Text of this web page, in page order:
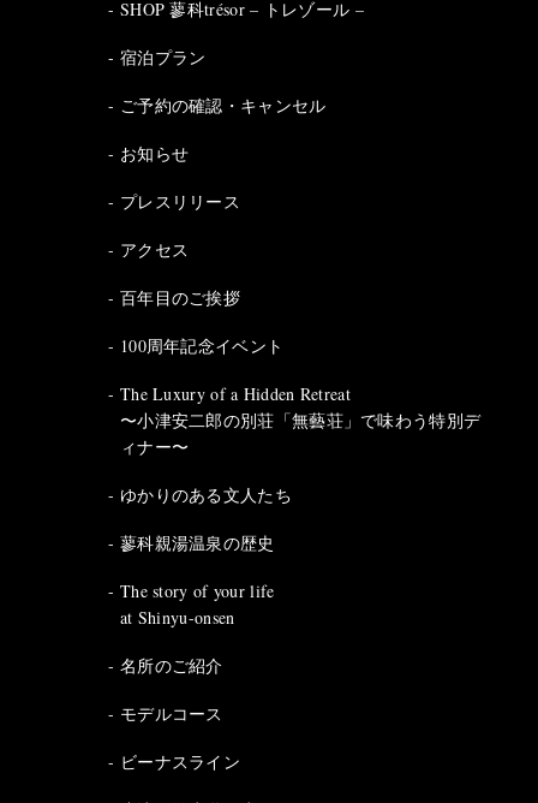
SHOP 蓼科trésor – トレゾール –
宿泊プラン
ご予約の確認・キャンセル
お知らせ
プレスリリース
アクセス
百年目のご挨拶
100周年記念イベント
The Luxury of a Hidden Retreat
〜小津安二郎の別荘「無藝荘」で味わう特別デ
ィナー〜
ゆかりのある文人たち
蓼科親湯温泉の歴史
The story of your life
at Shinyu-onsen
名所のご紹介
モデルコース
ビーナスライン